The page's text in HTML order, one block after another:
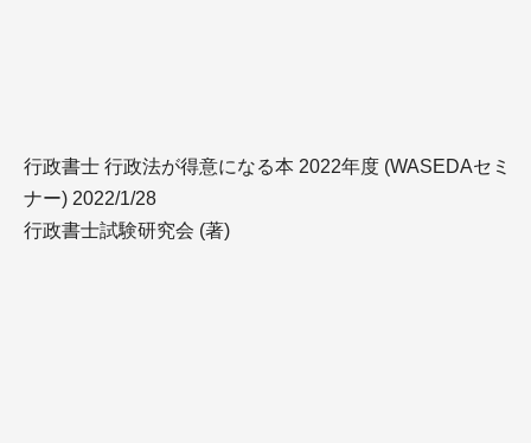
行政書士 行政法が得意になる本 2022年度 (WASEDAセミ
ナー) 2022/1/28
行政書士試験研究会 (著)